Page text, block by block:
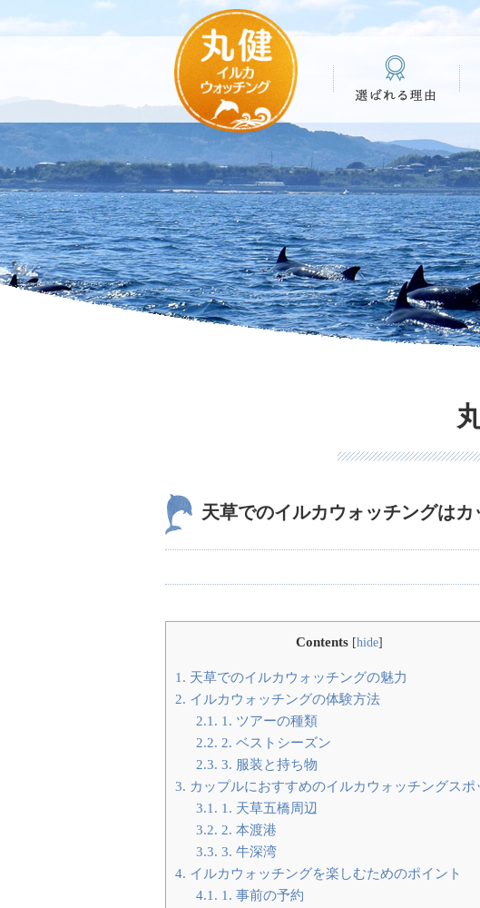
天草でのイルカウォッチングはカ
Contents [hide]
1. 天草でのイルカウォッチングの魅力
2. イルカウォッチングの体験方法
2.1. 1. ツアーの種類
2.2. 2. ベストシーズン
2.3. 3. 服装と持ち物
3. カップルにおすすめのイルカウォッチングスポ
3.1. 1. 天草五橋周辺
3.2. 2. 本渡港
3.3. 3. 牛深湾
4. イルカウォッチングを楽しむためのポイント
4.1. 1. 事前の予約